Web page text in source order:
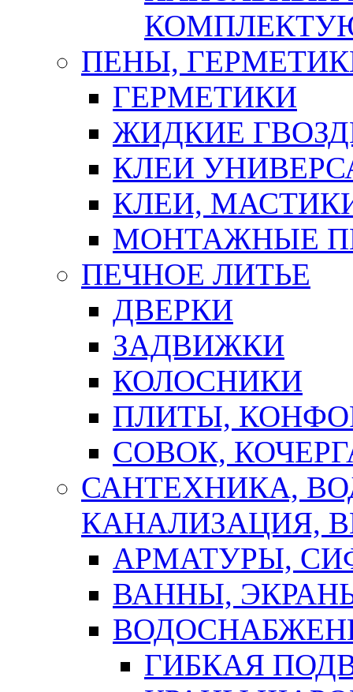
ПЕНЫ,
ГЕРМЕТИКИ
ЖИДКИЕ
КЛЕИ
КЛЕИ,
МОНТАЖНЫЕ
ПЕЧНОЕ ЛИТЬЕ
ДВЕРКИ
ЗАДВИЖКИ
КОЛОСНИКИ
ПЛИТЫ,
СОВОК,
САНТЕХНИКА,
КАНАЛИЗАЦИЯ,
АРМАТУРЫ,
ВАННЫ,
ГИБКАЯ